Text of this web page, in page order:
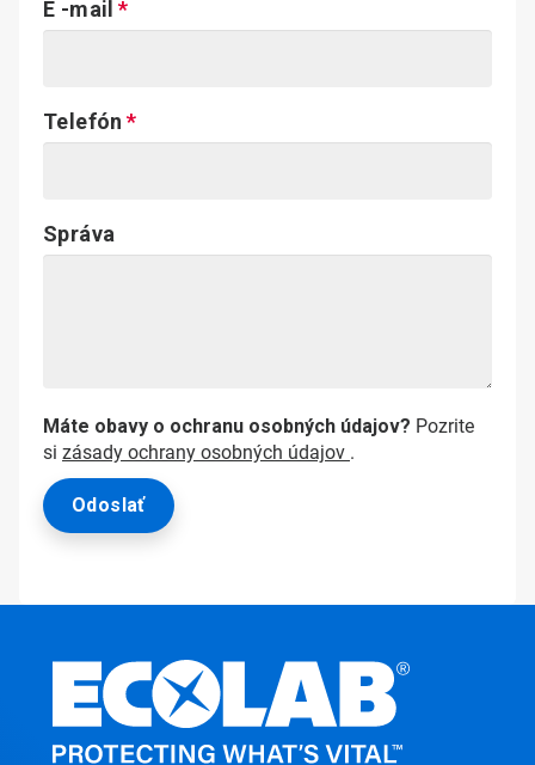
E -mail
Telefón
Správa
Máte obavy o ochranu osobných údajov? Pozrite
si zásady ochrany osobných údajov .